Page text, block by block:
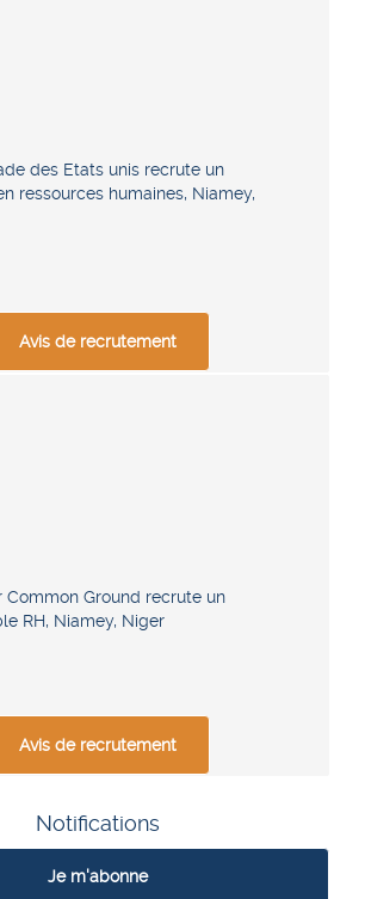
des Etats unis recrute un
ressources humaines, Niamey,
Avis de recrutement
Common Ground recrute un
RH, Niamey, Niger
Avis de recrutement
Notifications
Je m'abonne